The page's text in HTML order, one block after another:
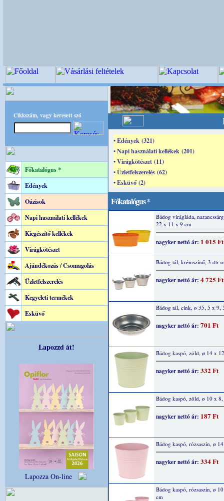
Cikkszám, vagy keresett szó
Főkatalógus *
Edények
Oázisok
Napi használati kellékek
Kiegészítő kellékek
Virágkötészet
Ajándékozás / Csomagolás
Üzletfelszerelés
Kegyeleti termékek
Esküvő
Lapozzd át!
Lapozza On-line
• Edények (321)
• Napi használati kellékek (201)
• Virágkötészet (11)
• Üzletfelszerelés (62)
• Esküvő (2)
Főkatalógus *
Bádog virágláda,
22 x 11 x 9 cm
nagyker nettó ár: 1 015 Ft
Bádog tál, krémszínű, 3 db-
nagyker nettó ár: 4 725 Ft
Bádog tál, cink, ø 35, 5 x 9,
nagyker nettó ár: 701 Ft
Bádog kaspó, zöld, ø 14 x
nagyker nettó ár: 332 Ft
Bádog kaspó, zöld, ø 10 x
nagyker nettó ár: 187 Ft
Bádog kaspó, rózsaszín, ø
nagyker nettó ár: 334 Ft
Bádog kaspó, rózsaszín, ø
cm